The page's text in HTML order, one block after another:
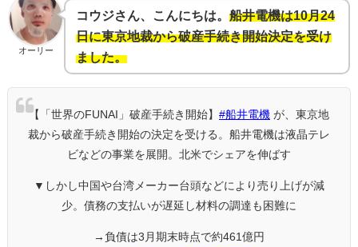
オーリー
コウジさん、こんにちは。 船井電機は10月24
日に東京地裁から破産手続き開始決定を受け
ました。
【「世界のFUNAI」破産手続き開始】 #船井電機 が、東京地
裁から破産手続き開始の決定を受ける。船井電機は液晶テレ
ビなどの事業を展開。北米でシェアを伸ばす
▼しかし中国や台湾メーカー台頭などにより売り上げが減
少。債務の支払いが遅延し材料の調達も困難に
→負債は3月期末時点で約461億円